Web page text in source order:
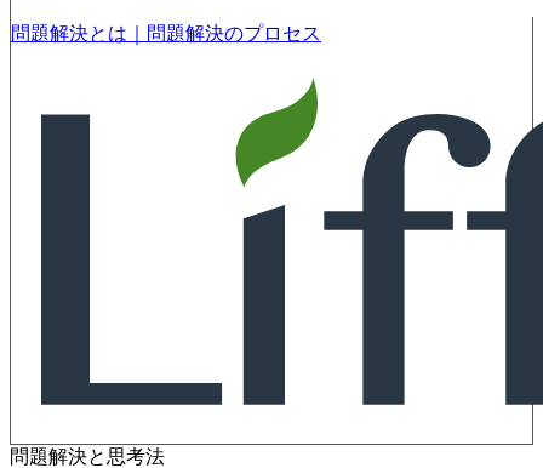
問題解決とは｜問題解決のプロセス
問題解決と思考法